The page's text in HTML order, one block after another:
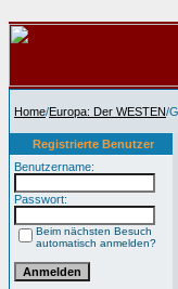
Home/Europa: Der WESTEN/
Registrierte Benutzer
Benutzername:
Passwort:
Beim nächsten Besuch
automatisch anmelden?